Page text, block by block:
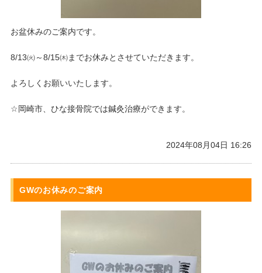
お盆休みのご案内です。
8/13㈫～8/15㈭までお休みとさせていただきます。
よろしくお願いいたします。
☆岡崎市、ひな接骨院では鍼灸治療ができます。
2024年08月04日 16:26
GWのお休みのご案内